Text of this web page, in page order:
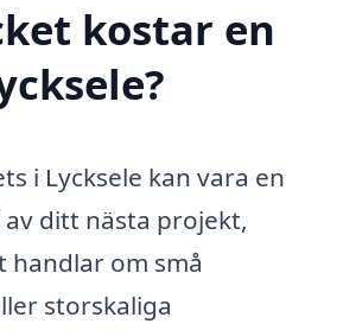
kostar en
i Lycksele kan vara en
ditt nästa projekt,
handlar om små
storskaliga